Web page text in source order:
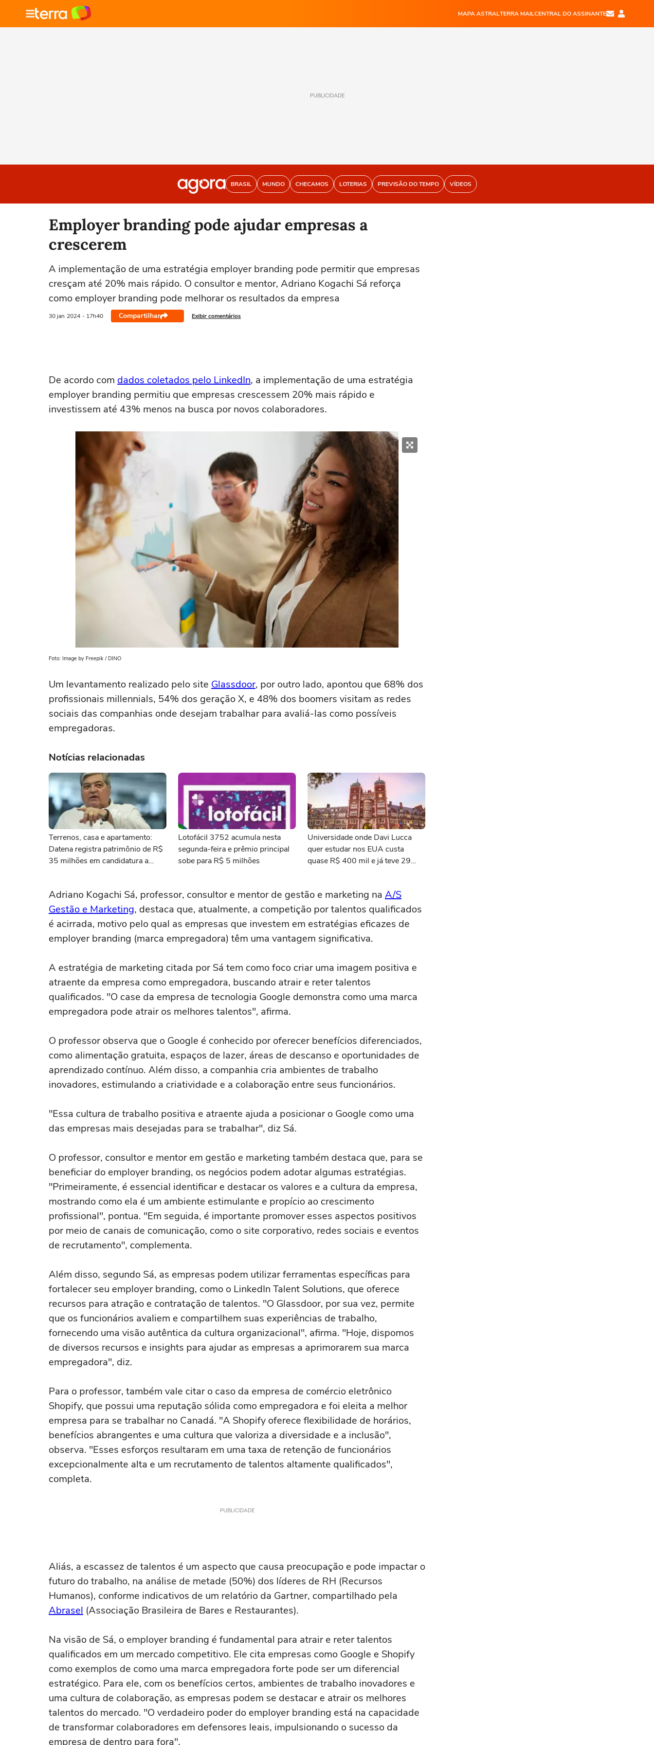
MAPA ASTRALTERRA MAILCENTRAL DO ASSINANTE
PUBLICIDADE
BRASIL MUNDO CHECAMOS LOTERIAS PREVISÃO DO TEMPO VÍDEOS
Employer branding pode ajudar empresas a
crescerem
A implementação de uma estratégia employer branding pode permitir que empresas
cresçam até 20% mais rápido. O consultor e mentor, Adriano Kogachi Sá reforça
como employer branding pode melhorar os resultados da empresa
30 jan 2024 - 17h40 Compartilhar Exibir comentários
De acordo com dados coletados pelo LinkedIn, a implementação de uma estratégia
employer branding permitiu que empresas crescessem 20% mais rápido e
investissem até 43% menos na busca por novos colaboradores.
Foto: Image by Freepik / DINO
Um levantamento realizado pelo site Glassdoor, por outro lado, apontou que 68% dos
profissionais millennials, 54% dos geração X, e 48% dos boomers visitam as redes
sociais das companhias onde desejam trabalhar para avaliá-las como possíveis
empregadoras.
Notícias relacionadas
Terrenos, casa e apartamento:
Datena registra patrimônio de R$
35 milhões em candidatura a
Lotofácil 3752 acumula nesta
segunda-feira e prêmio principal
sobe para R$ 5 milhões
Universidade onde Davi Lucca
quer estudar nos EUA custa
quase R$ 400 mil e já teve 29
Adriano Kogachi Sá, professor, consultor e mentor de gestão e marketing na A/S
Gestão e Marketing, destaca que, atualmente, a competição por talentos qualificados
é acirrada, motivo pelo qual as empresas que investem em estratégias eficazes de
employer branding (marca empregadora) têm uma vantagem significativa.
A estratégia de marketing citada por Sá tem como foco criar uma imagem positiva e
atraente da empresa como empregadora, buscando atrair e reter talentos
qualificados. "O case da empresa de tecnologia Google demonstra como uma marca
empregadora pode atrair os melhores talentos", afirma.
O professor observa que o Google é conhecido por oferecer benefícios diferenciados,
como alimentação gratuita, espaços de lazer, áreas de descanso e oportunidades de
aprendizado contínuo. Além disso, a companhia cria ambientes de trabalho
inovadores, estimulando a criatividade e a colaboração entre seus funcionários.
"Essa cultura de trabalho positiva e atraente ajuda a posicionar o Google como uma
das empresas mais desejadas para se trabalhar", diz Sá.
O professor, consultor e mentor em gestão e marketing também destaca que, para se
beneficiar do employer branding, os negócios podem adotar algumas estratégias.
"Primeiramente, é essencial identificar e destacar os valores e a cultura da empresa,
mostrando como ela é um ambiente estimulante e propício ao crescimento
profissional", pontua. "Em seguida, é importante promover esses aspectos positivos
por meio de canais de comunicação, como o site corporativo, redes sociais e eventos
de recrutamento", complementa.
Além disso, segundo Sá, as empresas podem utilizar ferramentas específicas para
fortalecer seu employer branding, como o LinkedIn Talent Solutions, que oferece
recursos para atração e contratação de talentos. "O Glassdoor, por sua vez, permite
que os funcionários avaliem e compartilhem suas experiências de trabalho,
fornecendo uma visão autêntica da cultura organizacional", afirma. "Hoje, dispomos
de diversos recursos e insights para ajudar as empresas a aprimorarem sua marca
empregadora", diz.
Para o professor, também vale citar o caso da empresa de comércio eletrônico
Shopify, que possui uma reputação sólida como empregadora e foi eleita a melhor
empresa para se trabalhar no Canadá. "A Shopify oferece flexibilidade de horários,
benefícios abrangentes e uma cultura que valoriza a diversidade e a inclusão",
observa. "Esses esforços resultaram em uma taxa de retenção de funcionários
excepcionalmente alta e um recrutamento de talentos altamente qualificados",
completa.
PUBLICIDADE
Aliás, a escassez de talentos é um aspecto que causa preocupação e pode impactar o
futuro do trabalho, na análise de metade (50%) dos líderes de RH (Recursos
Humanos), conforme indicativos de um relatório da Gartner, compartilhado pela
Abrasel (Associação Brasileira de Bares e Restaurantes).
Na visão de Sá, o employer branding é fundamental para atrair e reter talentos
qualificados em um mercado competitivo. Ele cita empresas como Google e Shopify
como exemplos de como uma marca empregadora forte pode ser um diferencial
estratégico. Para ele, com os benefícios certos, ambientes de trabalho inovadores e
uma cultura de colaboração, as empresas podem se destacar e atrair os melhores
talentos do mercado. "O verdadeiro poder do employer branding está na capacidade
de transformar colaboradores em defensores leais, impulsionando o sucesso da
empresa de dentro para fora".